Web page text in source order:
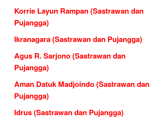
Korrie Layun Rampan (Sastrawan dan
Pujangga)
Ikranagara (Sastrawan dan Pujangga)
Agus R. Sarjono (Sastrawan dan
Pujangga)
Aman Datuk Madjoindo (Sastrawan dan
Pujangga)
Idrus (Sastrawan dan Pujangga)